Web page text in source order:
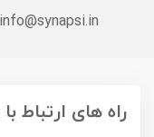
info@synapsi.in
راه های ارتباط